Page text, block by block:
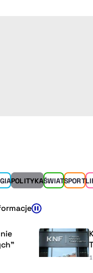
POLITYKAŚWIATSPORT
KNF
TFI
1 godzinę